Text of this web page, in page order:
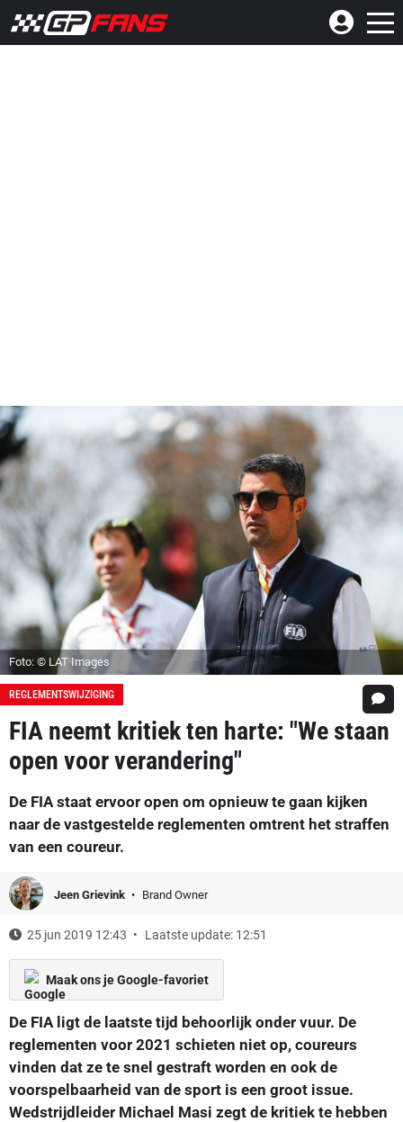
Foto: © LAT Images
REGLEMENTSWIJZIGING
FIA neemt kritiek ten harte: "We staan
open voor verandering"
De FIA staat ervoor open om opnieuw te gaan kijken
naar de vastgestelde reglementen omtrent het straffen
van een coureur.
Jeen Grievink Brand Owner
25 jun 2019 12:43 Laatste update: 12:51
Maak ons je Google-favoriet
De FIA ligt de laatste tijd behoorlijk onder vuur. De
reglementen voor 2021 schieten niet op, coureurs
vinden dat ze te snel gestraft worden en ook de
voorspelbaarheid van de sport is een groot issue.
Wedstrijdleider Michael Masi zegt de kritiek te hebben